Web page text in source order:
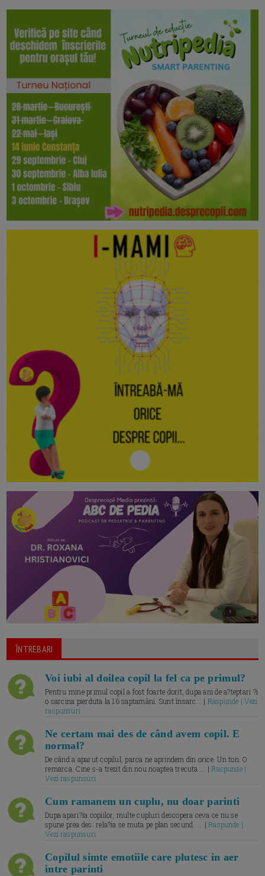
ÎNTREBARI
Voi iubi al doilea copil la fel ca pe primul?
Pentru mine primul copil a fost foarte dorit, dupa ani de a?teptari ?i
o sarcina pierduta la 16 saptamâni. Sunt însarc... | Raspunde | Vezi
raspunsuri
Ne certam mai des de când avem copil. E
normal?
De când a aparut copilul, parca ne aprindem din orice. Un ton. O
remarca. Cine s-a trezit din nou noaptea trecuta.... |Raspunde |
Vezi raspunsuri
Cum ramanem un cuplu, nu doar parinti
Dupa apari?ia copiilor, multe cupluri descopera ceva ce nu se
spune prea des: rela?ia se muta pe plan secund. ... |Raspunde |
Vezi raspunsuri
Copilul simte emotiile care plutesc in aer
intre parinti